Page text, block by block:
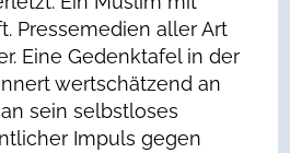
Pressemedien aller Art
Eine Gedenktafel in der
wertschätzend an
sein selbstloses
Impuls gegen